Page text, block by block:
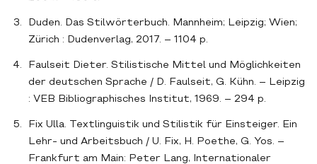
Duden. Das Stilwörterbuch. Mannheim; Leipzig; Wien;
Zürich : Dudenverlag, 2017. – 1104 p.
Faulseit Dieter. Stilistische Mittel und Möglichkeiten
der deutschen Sprache / D. Faulseit, G. Kühn. – Leipzig
: VEB Bibliographisches Institut, 1969. – 294 p.
Fix Ulla. Textlinguistik und Stilistik für Einsteiger. Ein
Lehr- und Arbeitsbuch / U. Fix, H. Poethe, G. Yos. –
Frankfurt am Main: Peter Lang, Internationaler